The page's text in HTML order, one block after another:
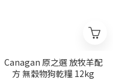
Canagan 原之選 放牧羊配
方 無穀物狗乾糧 12kg